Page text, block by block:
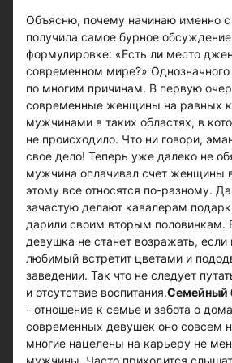
Объясню, почему начинаю именно с
получила самое бурное
формулировке: «Есть ли место
современном мире?»
по многим причинам. В первую
современные женщины на равных
мужчинами в таких областях, в
не происходило. Что ни говори,
свое дело! Теперь уже далеко не
мужчина оплачивал счет женщины
этому все относятся по-разному.
зачастую делают кавалерам
дарили своим вторым половинкам.
девушка не станет возражать, если
любимый встретит цветами и
заведении. Так что не следует
и отсутствие воспитания.Семейный
- отношение к семье и забота о
современных девушек оно совсем
многие нацелены на карьеру не
мужчины. Часто приходится